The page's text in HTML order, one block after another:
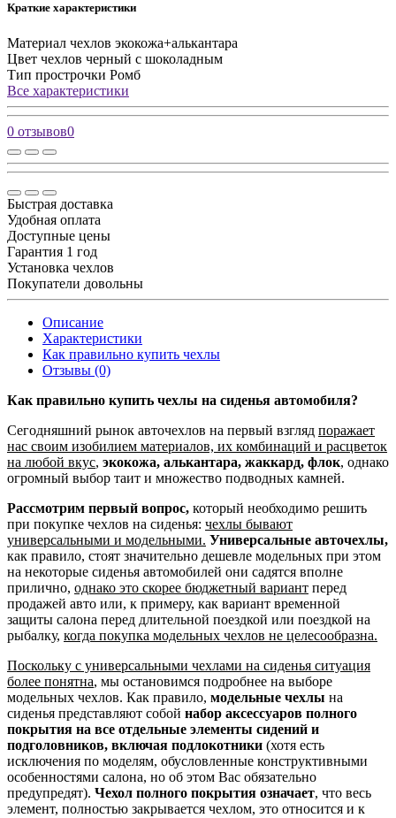
Краткие характеристики
Материал чехлов экокожа+алькантара
Цвет чехлов черный с шоколадным
Тип прострочки Ромб
Все характеристики
0 отзывов0
Быстрая доставка
Удобная оплата
Доступные цены
Гарантия 1 год
Установка чехлов
Покупатели довольны
Описание
Характеристики
Как правильно купить чехлы
Отзывы (0)
Как правильно купить чехлы на сиденья автомобиля?
Сегодняшний рынок авточехлов на первый взгляд поражает
нас своим изобилием материалов, их комбинаций и расцветок
на любой вкус, экокожа, алькантара, жаккард, флок, однако
огромный выбор таит и множество подводных камней.
Рассмотрим первый вопрос, который необходимо решить
при покупке чехлов на сиденья: чехлы бывают
универсальными и модельными. Универсальные авточехлы,
как правило, стоят значительно дешевле модельных при этом
на некоторые сиденья автомобилей они садятся вполне
прилично, однако это скорее бюджетный вариант перед
продажей авто или, к примеру, как вариант временной
защиты салона перед длительной поездкой или поездкой на
рыбалку, когда покупка модельных чехлов не целесообразна.
Поскольку с универсальными чехлами на сиденья ситуация
более понятна, мы остановимся подробнее на выборе
модельных чехлов. Как правило, модельные чехлы на
сиденья представляют собой набор аксессуаров полного
покрытия на все отдельные элементы сидений и
подголовников, включая подлокотники (хотя есть
исключения по моделям, обусловленные конструктивными
особенностями салона, но об этом Вас обязательно
предупредят). Чехол полного покрытия означает, что весь
элемент, полностью закрывается чехлом, это относится и к